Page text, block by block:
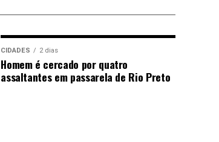
CIDADES 2 dias
Homem é cercado por quatro
assaltantes em passarela de Rio Preto